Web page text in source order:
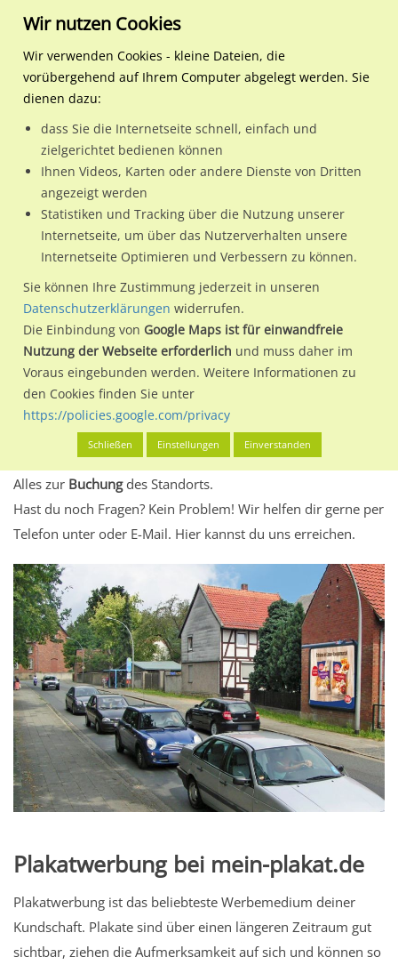
Regionale Plakatwerbung Niedersachsen
Salzgitter, Stadt
Burgundenstr 1
Burgundenstr 1
38259 / Salzgitter, Stadt / Bad -Stadtmitte-
Nutze günstige Werbemöglichkeiten am Standort
Burgundenstr 1im Ortsteil Bad -Stadtmitte-)in Salzgitter,
Stadt.
Wir erheben für jede unserer Werbeflächen individuelle und
aktuelleStandortinformationenundLeistungswerte. Damit
kannst du dich schon vor der Buchung im Detail über den
Standort, seine Reichweite und Werbewirkung sowie
eventuelle Beschränkungen in den zugelassenen
Werbeinhalten informieren.
Alles klar? Dann findest du direkt im unteren Teil dieser Seite
Alles zur Buchungdes Standorts.
Hast du noch Fragen? Kein Problem! Wir helfen dir gerne per
Telefon unter oder E-Mail. Hier kannst du uns erreichen.
Plakatwerbung bei mein-plakat.de
Plakatwerbung ist das beliebteste Werbemedium deiner
Kundschaft. Plakate sind über einen längeren Zeitraum gut
sichtbar, ziehen die Aufmerksamkeit auf sich und können so
Wir nutzen Cookies
Wir verwenden Cookies - kleine Dateien, die
vorübergehend auf Ihrem Computer abgelegt werden. Sie
dienen dazu:
dass Sie die Internetseite schnell, einfach und
zielgerichtet bedienen können
Ihnen Videos, Karten oder andere Dienste von Dritten
angezeigt werden
Statistiken und Tracking über die Nutzung unserer
Internetseite, um über das Nutzerverhalten unsere
Internetseite Optimieren und Verbessern zu können.
Sie können Ihre Zustimmung jederzeit in unseren
Datenschutzerklärungen widerrufen.
Die Einbindung von Google Maps ist für einwandfreie
Nutzung der Webseite erforderlich und muss daher im
Voraus eingebunden werden. Weitere Informationen zu
den Cookies finden Sie unter
https://policies.google.com/privacy
Schließen Einstellungen Einverstanden